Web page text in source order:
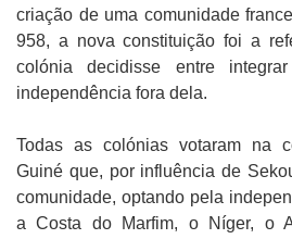
criação de uma comunidade
958, a nova constituição foi a
colónia decidisse entre
independência fora dela.
Todas as colónias votaram na
Guiné que, por influência de
comunidade, optando pela
a Costa do Marfim, o Níger, o